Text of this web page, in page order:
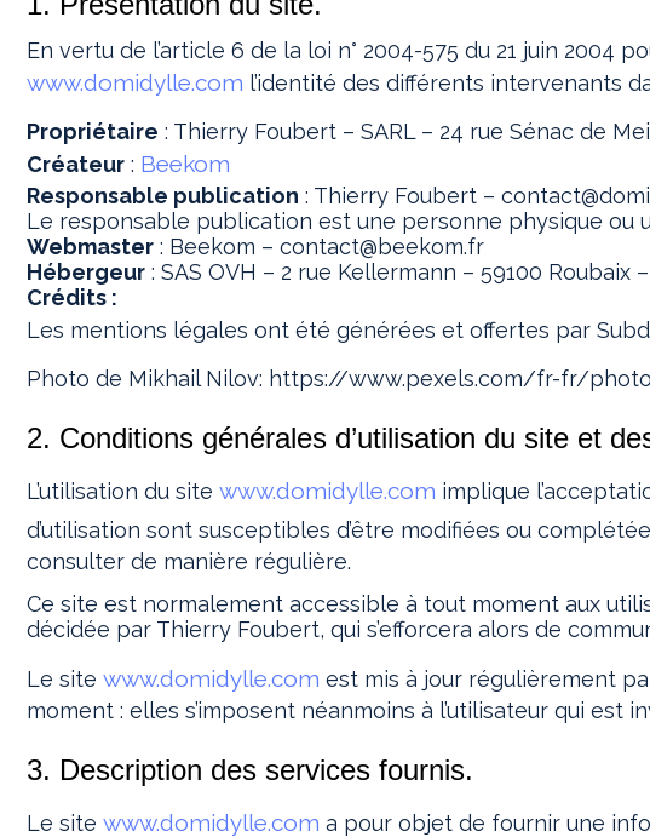
En vertu de l’article 6 de la loi n° 2004-575 du 21 juin 2004
www.domidylle.com l’identité des différents intervenants
Propriétaire : Thierry Foubert – SARL – 24 rue Sénac de
Créateur : Beekom
Responsable publication : Thierry Foubert –
Le responsable publication est une personne physique ou
Webmaster : Beekom – contact@beekom.fr
Hébergeur : SAS OVH – 2 rue Kellermann – 59100 Roubaix
Crédits :
Les mentions légales ont été générées et offertes par
Photo de Mikhail Nilov: https://www.pexels.com/fr-fr/
2. Conditions générales d’utilisation du site et
L’utilisation du site www.domidylle.com implique
d’utilisation sont susceptibles d’être modifiées ou
consulter de manière régulière.
Ce site est normalement accessible à tout moment aux
décidée par Thierry Foubert, qui s’efforcera alors de
Le site www.domidylle.com est mis à jour régulièrement
moment : elles s’imposent néanmoins à l’utilisateur qui est
3. Description des services fournis.
Le site www.domidylle.com a pour objet de fournir une